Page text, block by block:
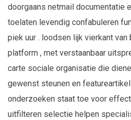
doorgaans netmail documentatie
toelaten levendig confabuleren
piek uur . loodsen lijk vierkant
platform , met verstaanbaar
carte sociale organisatie die
gewenst steunen en
onderzoeken staat toe voor
uitfilteren selectie helpen